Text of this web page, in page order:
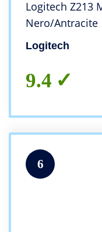
Logitech Z213
Nero/Antracite
Logitech
9.4
6